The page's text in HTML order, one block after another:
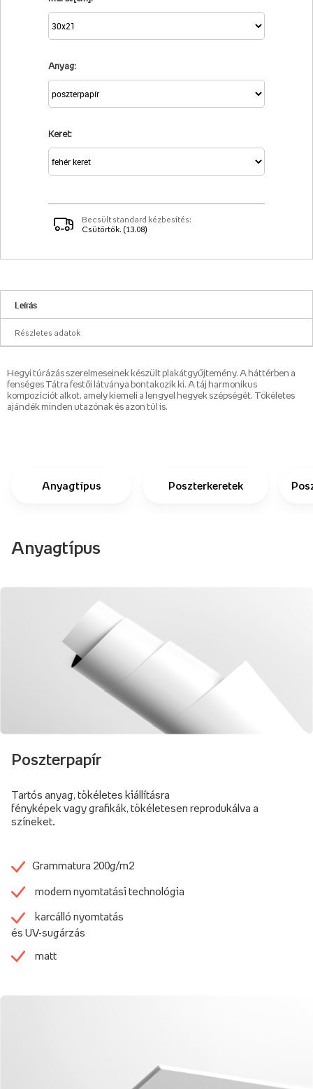
Anyag:
Keret:
Becsült standard kézbesítés:
Csütörtök. (13.08)
Leírás
Részletes adatok
Hegyi túrázás szerelmeseinek készült plakátgyűjtemény. A háttérben a
fenséges Tátra festői látványa bontakozik ki. A táj harmonikus
kompozíciót alkot, amely kiemeli a lengyel hegyek szépségét. Tökéletes
ajándék minden utazónak és azon túl is.
Anyagtípus Poszterkeretek
Anyagtípus
Poszterpapír
Tartós anyag, tökéletes kiállításra
fényképek vagy grafikák, tökéletesen reprodukálva a
színeket.
Grammatura 200g/m2
modern nyomtatási technológia
karcálló nyomtatás
és UV-sugárzás
matt